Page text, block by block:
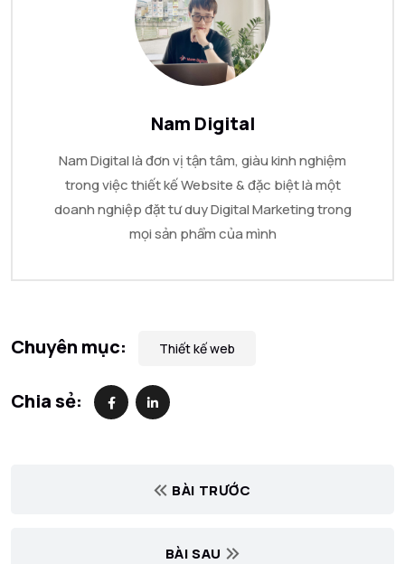
Nam Digital
Nam Digital là đơn vị tận tâm, giàu kinh nghiệm
trong việc thiết kế Website & đặc biệt là một
doanh nghiệp đặt tư duy Digital Marketing trong
mọi sản phẩm của mình
Chuyên mục: Thiết kế web
Chia sẻ:
BÀI TRƯỚC
BÀI SAU